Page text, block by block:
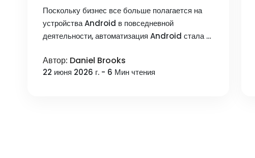
2026 году
Поскольку бизнес все больше полагается на
устройства Android в повседневной
деятельности, автоматизация Android стала …
Автор: Daniel Brooks
22 июня 2026 г. - 6 Мин чтения